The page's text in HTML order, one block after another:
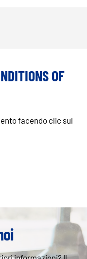
/ TERMINI
OF
facendo clic sul